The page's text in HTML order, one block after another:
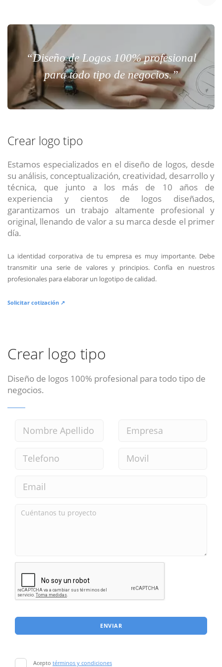
“Diseño de Logos 100% profesional
para todo tipo de negocios.”
Crear logo tipo
Estamos especializados en el diseño de logos, desde
su análisis, conceptualización, creatividad, desarrollo y
técnica, que junto a los más de 10 años de
experiencia y cientos de logos diseñados,
garantizamos un trabajo altamente profesional y
original, llenando de valor a su marca desde el primer
día.
La identidad corporativa de tu empresa es muy importante. Debe
transmitir una serie de valores y principios. Confía en nuestros
profesionales para elaborar un logotipo de calidad.
Solicitar cotización ↗
Crear logo tipo
Diseño de logos 100% profesional para todo tipo de
negocios.
ENVIAR
Acepto términos y condiciones